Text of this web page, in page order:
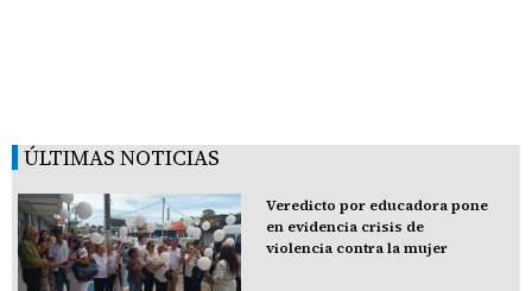
ÚLTIMAS NOTICIAS
Veredicto por educadora pone
en evidencia crisis de
violencia contra la mujer